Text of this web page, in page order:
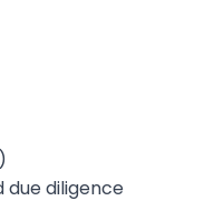
due diligence